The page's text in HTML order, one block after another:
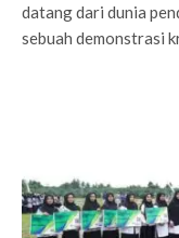
datang dari dunia
sebuah demonstrasi